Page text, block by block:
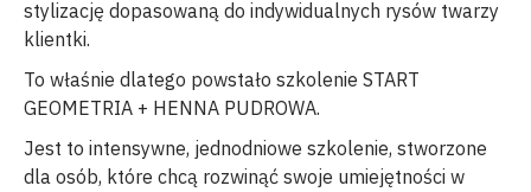
stylizację dopasowaną do indywidualnych rysów twarzy
klientki.
To właśnie dlatego powstało szkolenie START
GEOMETRIA + HENNA PUDROWA.
Jest to intensywne, jednodniowe szkolenie, stworzone
dla osób, które chcą rozwinąć swoje umiejętności w